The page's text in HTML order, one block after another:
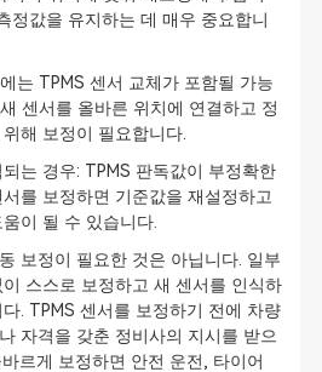
정값을 유지하는 데 매우 중요합니
는 TPMS 센서 교체가 포함될 가능
센서를 올바른 위치에 연결하고 정
해 보정이 필요합니다.
는 경우: TPMS 판독값이 부정확한
를 보정하면 기준값을 재설정하고
이 될 수 있습니다.
보정이 필요한 것은 아닙니다. 일부
스스로 보정하고 새 센서를 인식하
. TPMS 센서를 보정하기 전에 차량
자격을 갖춘 정비사의 지시를 받으
르게 보정하면 안전 운전, 타이어